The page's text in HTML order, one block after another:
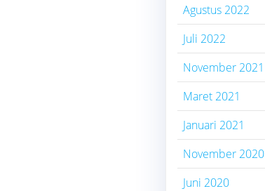
Agustus 2022
Juli 2022
November 2021
Maret 2021
Januari 2021
November 2020
Juni 2020